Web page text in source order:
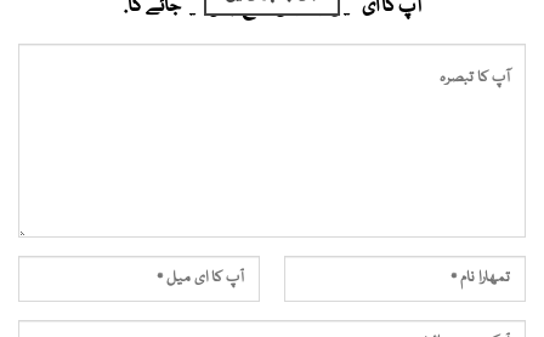
آپ کا ای میل ایڈریس شائع نہیں کیا جائے گا.